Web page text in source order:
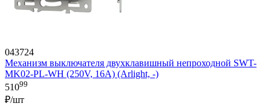
043724
Механизм выключателя двухклавишный непроходной SWT-
MK02-PL-WH (250V, 16A) (Arlight, -)
51099
₽/шт